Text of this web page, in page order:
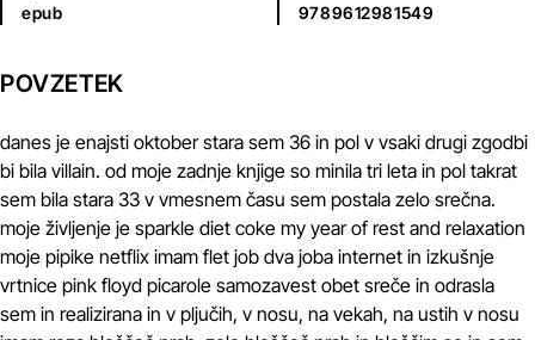
epub
9789612981549
POVZETEK
danes je enajsti oktober stara sem 36 in pol v vsaki drugi zgodbi
bi bila villain. od moje zadnje knjige so minila tri leta in pol takrat
sem bila stara 33 v vmesnem času sem postala zelo srečna.
moje življenje je sparkle diet coke my year of rest and relaxation
moje pipike netflix imam flet job dva joba internet in izkušnje
vrtnice pink floyd picarole samozavest obet sreče in odrasla
sem in realizirana in v pljučih, v nosu, na vekah, na ustih v nosu